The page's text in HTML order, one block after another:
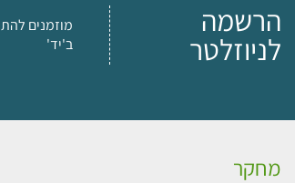
הרשמה
לניוזלטר
מוזמנים
ב'יד'
מחקר